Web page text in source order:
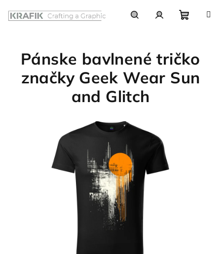
košík
Pánske bavlnené tričko
značky Geek Wear Sun
and Glitch